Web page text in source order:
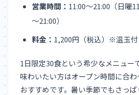
営業時間： 11:00～21:00（日曜
～21:00）
料金： 1,200円（税込）※温玉付
1日限定30食という希少なメニュー
味わいたい方はオープン時間に合
おすすめです。暑い季節でもさっ